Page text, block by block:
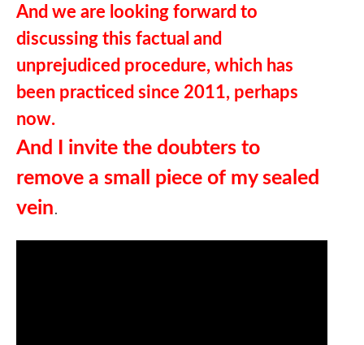
And we are looking forward to
discussing this factual and
unprejudiced procedure, which has
been practiced since 2011, perhaps
now.
And I invite the doubters to
remove a small piece of my sealed
vein.